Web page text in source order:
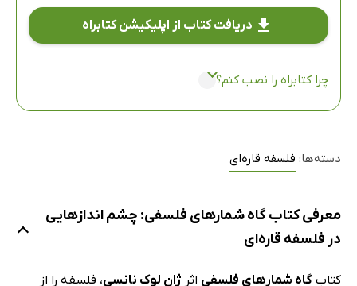
دریافت کتاب از اپلیکیشن کتابراه
چرا کتابراه را نصب کنم؟
دسته‌ها: فلسفه قاره‌ای
معرفی کتاب گاه شمارهای فلسفی: چشم اندازهایی
در فلسفه قاره‌ای
کتاب گاه شمارهای فلسفی اثر ژان لوک نانسی، فلسفه را از